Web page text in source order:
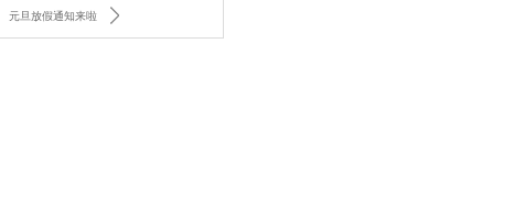
元旦放假通知来啦